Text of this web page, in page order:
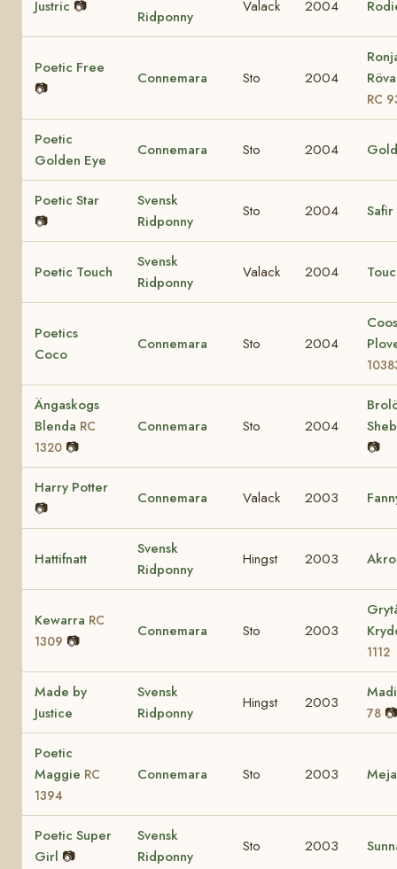
Justric 📷
Ridponny
Valack 2004
Poetic Free
📷
Connemara Sto 2004
RC
Poetic
Golden Eye
Connemara Sto 2004
Poetic Star
📷
Svensk
Ridponny
Sto 2004 Safir
Poetic Touch
Svensk
Ridponny
Valack 2004
Poetics
Coco
Connemara Sto 2004
Ängaskogs
Blenda RC
1320 📷
Connemara Sto 2004
📷
Harry Potter
📷
Connemara Valack 2003
Hattifnatt
Svensk
Ridponny
Hingst 2003
Kewarra RC
1309 📷
Connemara Sto 2003
1112
Made by
Justice
Svensk
Ridponny
Hingst 2003
78 📷
Poetic
Maggie RC
1394
Connemara Sto 2003
Poetic Super
Girl 📷
Svensk
Ridponny
Sto 2003